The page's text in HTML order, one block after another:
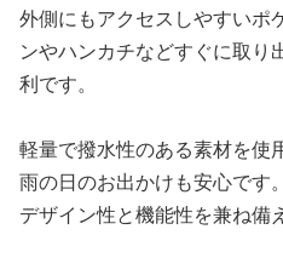
外側にもアクセスしやすいポ
ンやハンカチなどすぐに取り
利です。
軽量で撥水性のある素材を使
雨の日のお出かけも安心です。
デザイン性と機能性を兼ね備